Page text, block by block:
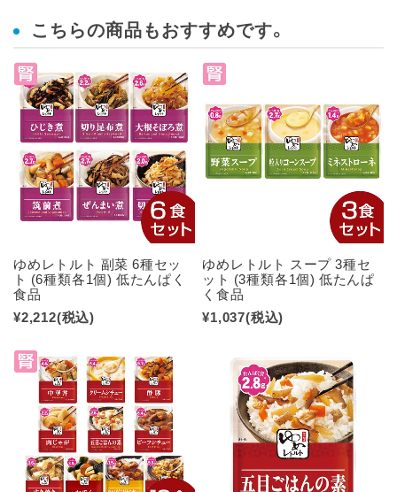
こちらの商品もおすすめです。
ゆめレトルト 副菜 6種セッ
ト (6種類各1個) 低たんぱく
食品
¥2,212(税込)
ゆめレトルト スープ 3種セ
ット (3種類各1個) 低たんぱ
く食品
¥1,037(税込)